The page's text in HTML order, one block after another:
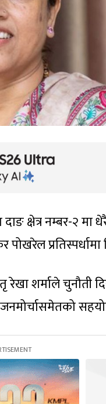
क्षेत्र नम्बर-२ मा
प्रतिस्पर्धामा
शर्माले चुनौती